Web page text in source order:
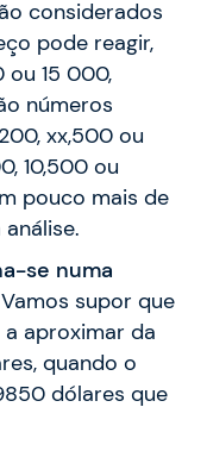
considerados
pode reagir,
15 000,
números
xx,500 ou
10,500 ou
pouco mais de
se numa
Vamos supor que
aproximar da
quando o
dólares que